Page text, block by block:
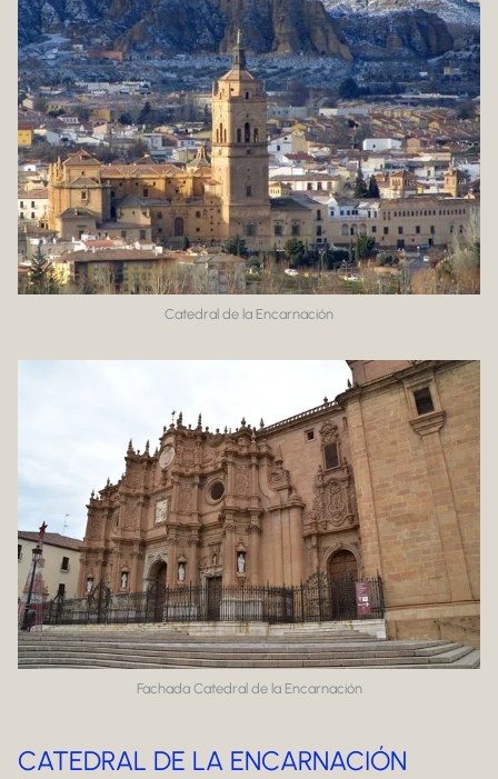
Catedral de la Encarnación
Fachada Catedral de la Encarnación
CATEDRAL DE LA ENCARNACIÓN